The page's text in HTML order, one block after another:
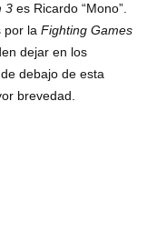
3 es Ricardo “Mono”.
por la Fighting Games
dejar en los
debajo de esta
brevedad.